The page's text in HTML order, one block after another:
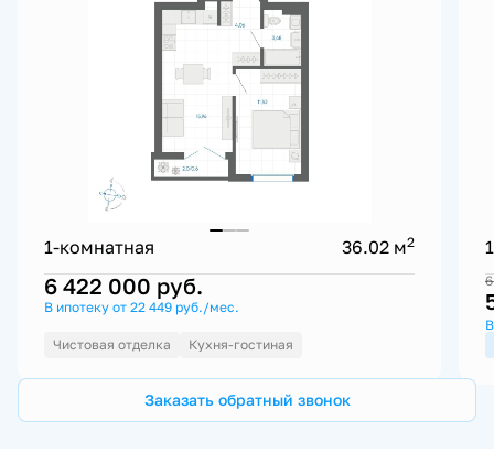
1-комнатная 36.02 м2
6 422 000 руб.
В ипотеку от 22 449 руб./мес.
Чистовая отделка Кухня-гостиная
Заказать обратный звонок